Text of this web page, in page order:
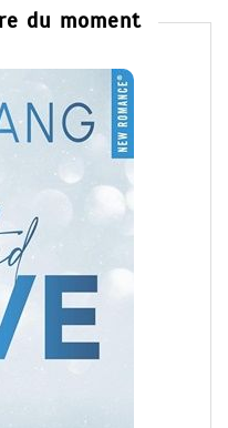
du moment